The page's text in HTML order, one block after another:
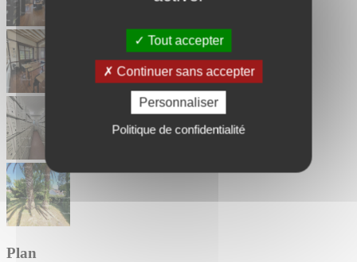
Tout accepter
Continuer sans accepter
Personnaliser
Politique de confidentialité
Plan